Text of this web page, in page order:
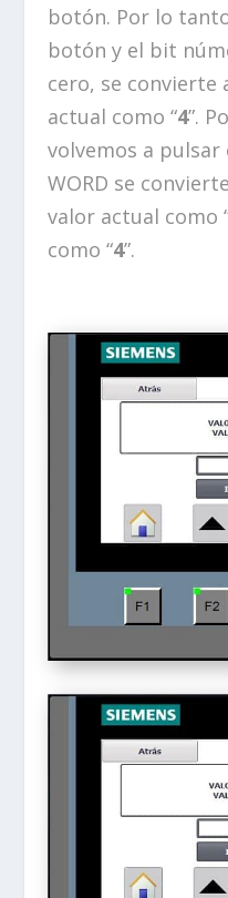
botón. Por lo
botón y el bit
cero, se convierte
actual como “4”.
volvemos a
WORD se
valor actual como
como “4”.